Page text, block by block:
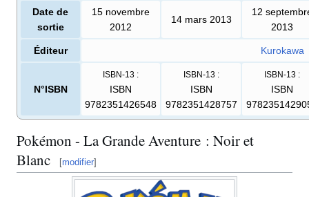
Date de
sortie
15 novembre
2012
14 mars 2013
12
2013
Éditeur Kurokawa
N°ISBN
ISBN-13 :
ISBN
9782351426548
ISBN-13 :
ISBN
9782351428757
ISBN-13 :
ISBN
Pokémon - La Grande Aventure : Noir et
Blanc
[modifier]